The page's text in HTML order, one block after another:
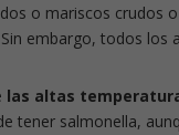
o mariscos crudos
embargo, todos
las altas
tener salmonella,